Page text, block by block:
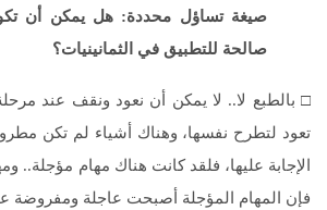
صيغة تساؤل محددة: هل يمكن أن
صالحة للتطبيق في الثمانينيات؟
□ بالطبع لا.. لا يمكن أن نعود ونقف عند
تعود لتطرح نفسها، وهناك أشياء لم تكن
الإجابة عليها، فلقد كانت هناك مهام مؤجلة..
فإن المهام المؤجلة أصبحت عاجلة ومفروضة